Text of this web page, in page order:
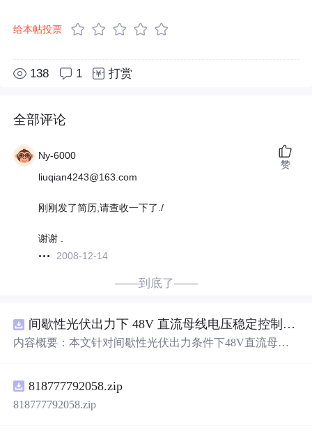
给本帖投票
138 1 打赏
全部评论
Ny-6000
liuqian4243@163.com
刚刚发了简历,请查收一下了./
谢谢 .
2008-12-14
赞
——到底了——
间歇性光伏出力下 48V 直流母线电压稳定控制及储能双向充放电闭环调控体系研究（Simulink仿真实现）
内容概要：本文针对间歇性光伏出力条件下48V直流母线
含光伏阵列、Boost型DC-DC变换器、双向DC-DC变换器
与锂离子电池储能系统的完整拓扑结构，结合光伏最大功
818777792058.zip
818777792058.zip